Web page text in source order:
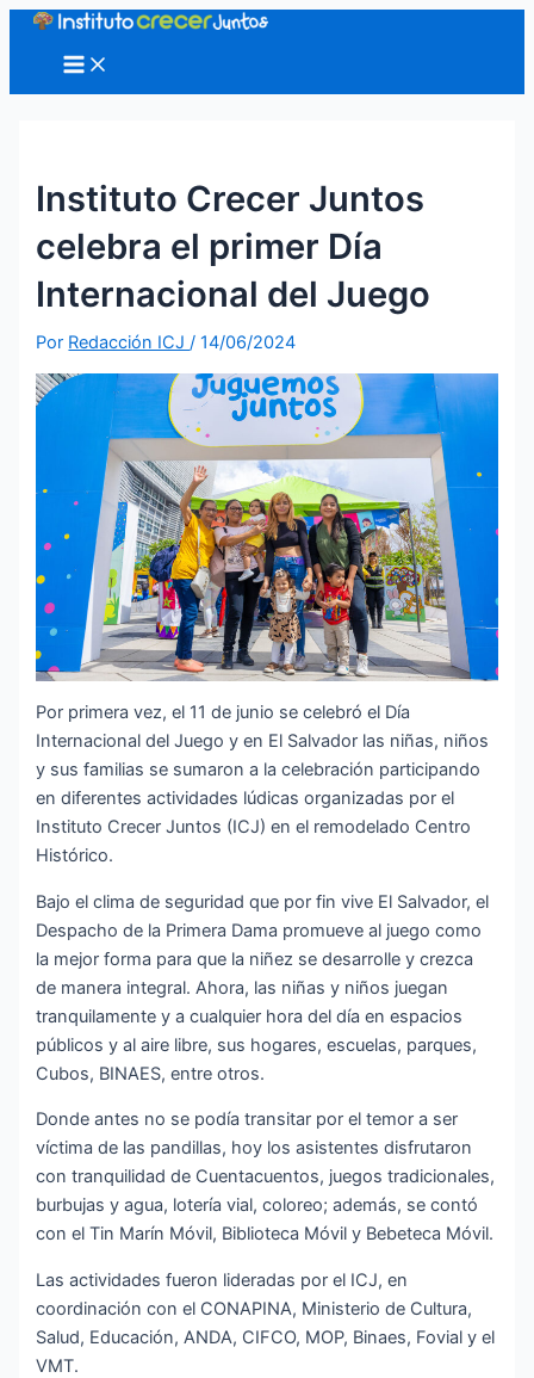
contenido
Main
Menu
Instituto Crecer Juntos
celebra el primer Día
Internacional del Juego
Por Redacción ICJ/14/06/2024
Por primera vez, el 11 de junio se celebró el Día
Internacional del Juego y en El Salvador las niñas, niños
y sus familias se sumaron a la celebración participando
en diferentes actividades lúdicas organizadas por el
Instituto Crecer Juntos (ICJ) en el remodelado Centro
Histórico.
Bajo el clima de seguridad que por fin vive El Salvador, el
Despacho de la Primera Dama promueve al juego como
la mejor forma para que la niñez se desarrolle y crezca
de manera integral. Ahora, las niñas y niños juegan
tranquilamente y a cualquier hora del día en espacios
públicos y al aire libre, sus hogares, escuelas, parques,
Cubos, BINAES, entre otros.
Donde antes no se podía transitar por el temor a ser
víctima de las pandillas, hoy los asistentes disfrutaron
con tranquilidad de Cuentacuentos, juegos tradicionales,
burbujas y agua, lotería vial, coloreo; además, se contó
con el Tin Marín Móvil, Biblioteca Móvil y Bebeteca Móvil.
Las actividades fueron lideradas por el ICJ, en
coordinación con el CONAPINA, Ministerio de Cultura,
Salud, Educación, ANDA, CIFCO, MOP, Binaes, Fovial y el
VMT.